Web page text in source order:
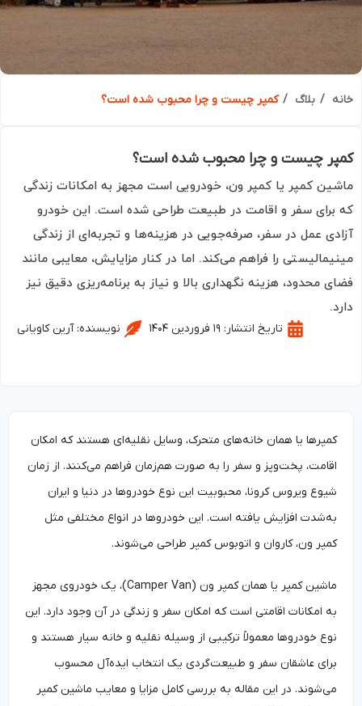
بلاگ کمپر چیست و چرا محبوب شده است؟
چیست و چرا محبوب شده است؟
کمپر یا کمپر ون، خودرویی است مجهز به امکانات زندگی
سفر و اقامت در طبیعت طراحی شده است. این خودرو
عمل در سفر، صرفه‌جویی در هزینه‌ها و تجربه‌ای از زندگی
را فراهم می‌کند. اما در کنار مزایایش، معایبی مانند
محدود، هزینه نگهداری بالا و نیاز به برنامه‌ریزی دقیق نیز
تاریخ انتشار: ۱۹ فروردین ۱۴۰۴ نویسنده:آرین کاویانی
کمپرها یا همان خانه‌های متحرک، وسایل نقلیه‌ای هستند که امکان
اقامت، پخت‌وپز و سفر را به صورت هم‌زمان فراهم می‌کنند. از زمان
شیوع ویروس کرونا، محبوبیت این نوع خودروها در دنیا و ایران
به‌شدت افزایش یافته است. این خودروها در انواع مختلفی مثل
کمپر ون، کاروان و اتوبوس کمپر طراحی می‌شوند.
ماشین کمپر یا همان کمپر ون (Camper Van)، یک خودروی مجهز
به امکانات اقامتی است که امکان سفر و زندگی در آن وجود دارد. این
نوع خودروها معمولاً ترکیبی از وسیله نقلیه و خانه سیار هستند و
برای عاشقان سفر و طبیعت‌گردی یک انتخاب ایده‌آل محسوب
می‌شوند. در این مقاله به بررسی کامل مزایا و معایب ماشین کمپر